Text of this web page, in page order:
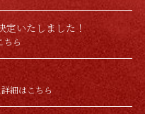
定いたしました！
ちら
細はこちら